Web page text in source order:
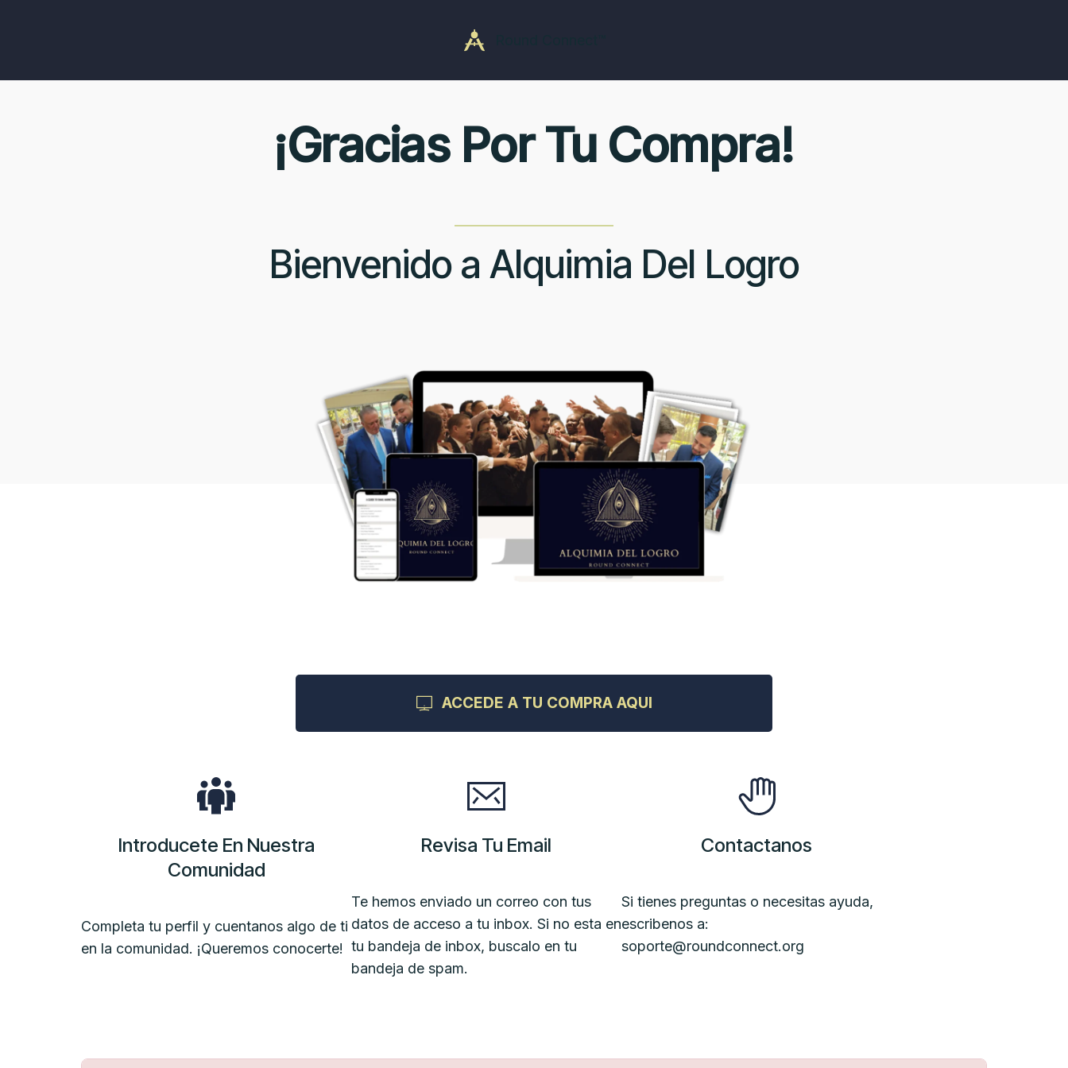
¡Gracias Por Tu Compra!
Bienvenido a Alquimia Del Logro
ACCEDE A TU COMPRA AQUI
Introducete En Nuestra
Comunidad
Completa tu perfil y cuentanos algo de ti
en la comunidad. ¡Queremos conocerte!
Revisa Tu Email
Te hemos enviado un correo con tus
datos de acceso a tu inbox. Si no esta en
tu bandeja de inbox, buscalo en tu
bandeja de spam.
Contactanos
Si tienes preguntas o necesitas ayuda,
escribenos a:
soporte@roundconnect.org